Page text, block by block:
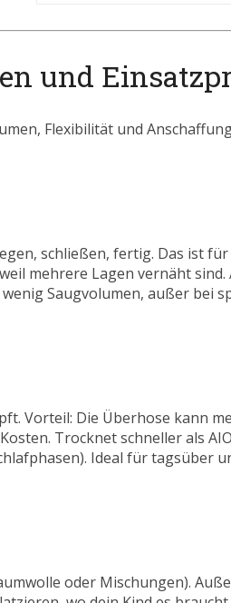
und
Flexibilität und
schließen, fertig. Das ist für
mehrere Lagen vernäht sind.
Saugvolumen, außer bei
Vorteil: Die Überhose kann
Trocknet schneller als
Ideal für tagsüber
oder Mischungen).